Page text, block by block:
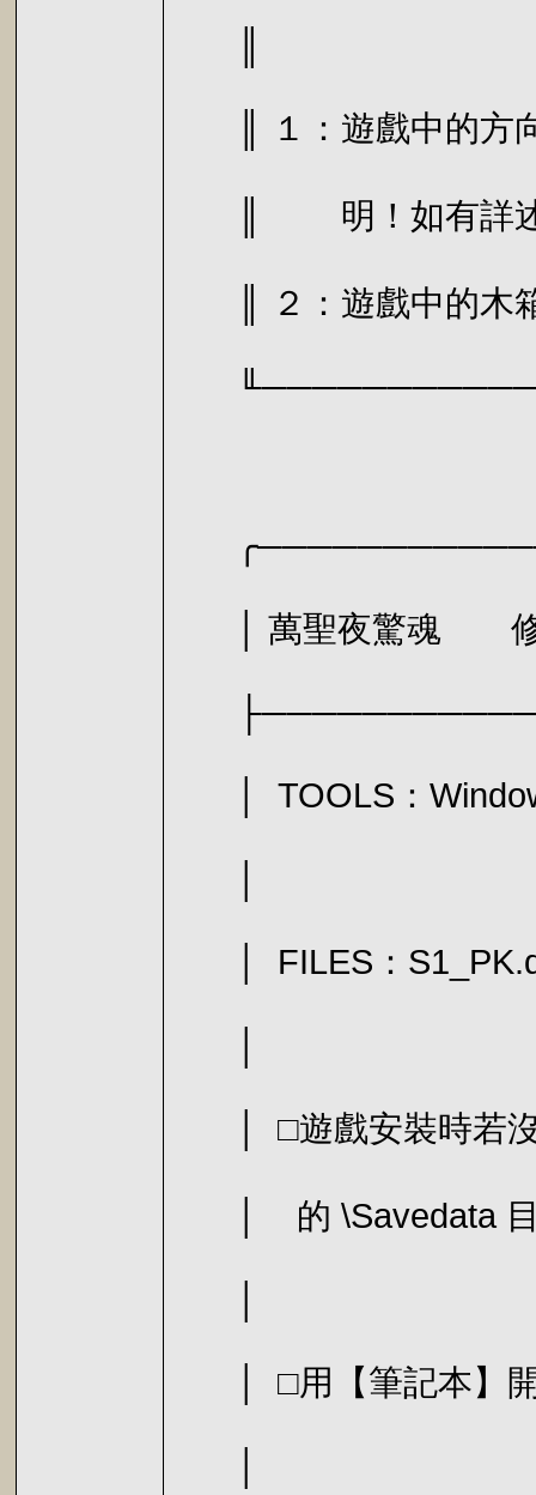
║ １：遊戲中的方向
║ 明！如有詳
║ ２：遊戲中的木
│ 萬聖夜
│ TOOLS：
│ FILES：
│ □遊戲安裝時若沒
│ 的
│ □用【筆記本】開